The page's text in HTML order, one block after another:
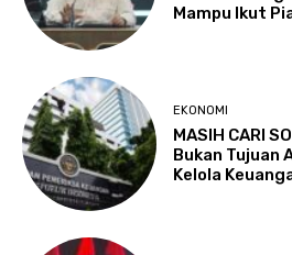
Mampu Ikut
EKONOMI
MASIH CARI
Bukan Tujuan
Kelola